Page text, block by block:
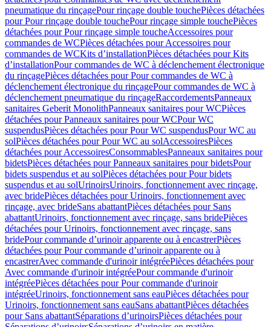
pneumatique du rinçagePour rinçage double touchePièces détachées
pour Pour rinçage double touchePour rinçage simple touchePièces
détachées pour Pour rinçage simple toucheAccessoires pour
commandes de WCPièces détachées pour Accessoires pour
commandes de WCKits d’installationPièces détachées pour Kits
d’installationPour commandes de WC à déclenchement électronique
du rinçagePièces détachées pour Pour commandes de WC à
déclenchement électronique du rinçagePour commandes de WC à
déclenchement pneumatique du rinçageRaccordementsPanneaux
sanitaires Geberit MonolithPanneaux sanitaires pour WCPièces
détachées pour Panneaux sanitaires pour WCPour WC
suspendusPièces détachées pour Pour WC suspendusPour WC au
solPièces détachées pour Pour WC au solAccessoiresPièces
détachées pour AccessoiresConsommablesPanneaux sanitaires pour
bidetsPièces détachées pour Panneaux sanitaires pour bidetsPour
bidets suspendus et au solPièces détachées pour Pour bidets
suspendus et au solUrinoirsUrinoirs, fonctionnement avec rinçage,
avec bridePièces détachées pour Urinoirs, fonctionnement avec
rinçage, avec brideSans abattantPièces détachées pour Sans
abattantUrinoirs, fonctionnement avec rinçage, sans bridePièces
détachées pour Urinoirs, fonctionnement avec rinçage, sans
bridePour commande d’urinoir apparente ou à encastrerPièces
détachées pour Pour commande d’urinoir apparente ou à
encastrerAvec commande d'urinoir intégréePièces détachées pour
Avec commande d'urinoir intégréePour commande d'urinoir
intégréePièces détachées pour Pour commande d'urinoir
intégréeUrinoirs, fonctionnement sans eauPièces détachées pour
Urinoirs, fonctionnement sans eauSans abattantPièces détachées
pour Sans abattantSéparations d’urinoirsPièces détachées pour